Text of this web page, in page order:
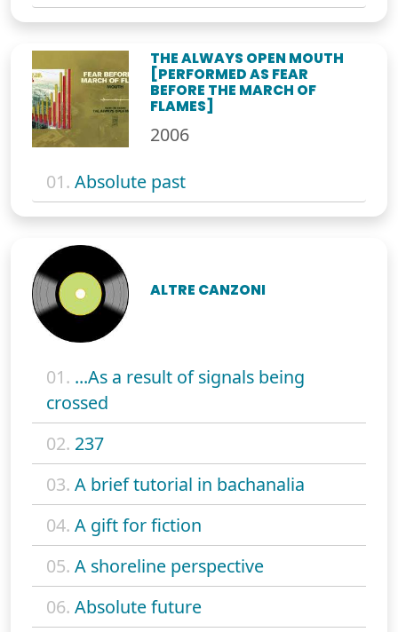
THE ALWAYS OPEN MOUTH
[PERFORMED AS FEAR
BEFORE THE MARCH OF
FLAMES]
2006
01. Absolute past
ALTRE CANZONI
01. ...As a result of signals being
crossed
02. 237
03. A brief tutorial in bachanalia
04. A gift for fiction
05. A shoreline perspective
06. Absolute future